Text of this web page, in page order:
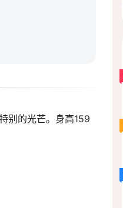
别的光芒。身高159